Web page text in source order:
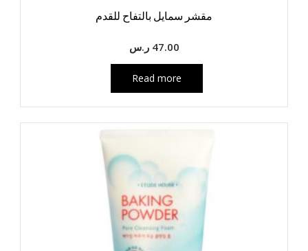
مقشر سمايل بالتفاح للقدم
47.00 ر.س
Read more